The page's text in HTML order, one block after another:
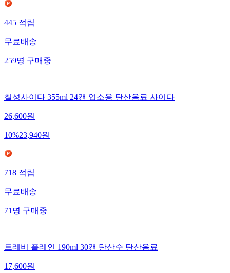
445적립
무료배송
259명구매중
칠성사이다 355ml 24캔 업소용 탄산음료 사이다
26,600원
10%23,940원
718적립
무료배송
71명구매중
트레비 플레인 190ml 30캔 탄산수 탄산음료
17,600원